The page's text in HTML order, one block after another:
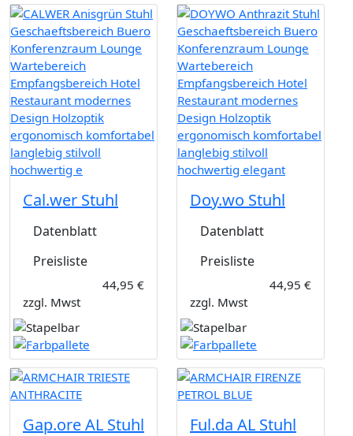
Cal.wer Stuhl
Datenblatt
Preisliste
44,95 €
zzgl. Mwst
Doy.wo Stuhl
Datenblatt
Preisliste
44,95 €
zzgl. Mwst
Gap.ore AL Stuhl Ful.da AL Stuhl